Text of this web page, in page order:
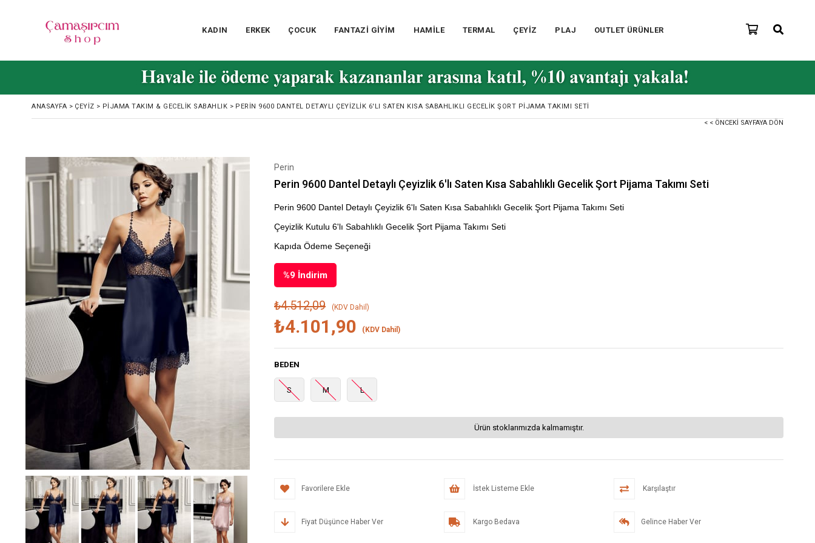
KADIN ERKEK ÇOCUK FANTAZİ GİYİM HAMİLE TERMAL ÇEYİZ PLAJ OUTLET ÜRÜNLER
ANASAYFA > ÇEYIZ > PIJAMA TAKIM & GECELIK SABAHLIK > PERIN 9600 DANTEL DETAYLI ÇEYIZLIK 6'LI SATEN KISA SABAHLIKLI GECELIK ŞORT PIJAMA TAKIMI SETI
< < ÖNCEKI SAYFAYA DÖN
Perin
Perin 9600 Dantel Detaylı Çeyizlik 6'lı Saten Kısa Sabahlıklı Gecelik Şort Pijama Takımı Seti
Perin 9600 Dantel Detaylı Çeyizlik 6'lı Saten Kısa Sabahlıklı Gecelik Şort Pijama Takımı Seti
Çeyizlik Kutulu 6'lı Sabahlıklı Gecelik Şort Pijama Takımı Seti
Kapıda Ödeme Seçeneği
%9 İndirim
₺4.512,09 (KDV Dahil)
₺4.101,90 (KDV Dahil)
BEDEN
S M L
Ürün stoklarımızda kalmamıştır.
Favorilere Ekle İstek Listeme Ekle Karşılaştır
Fiyat Düşünce Haber Ver Kargo Bedava Gelince Haber Ver